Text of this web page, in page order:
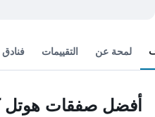
لمحة عن التقييمات
أفضل صفقات هوتل